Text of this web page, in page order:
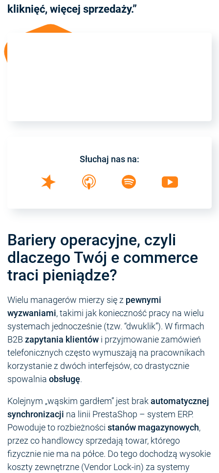
kliknięć, więcej sprzedaży.”
Słuchaj nas na:
Bariery operacyjne, czyli
dlaczego Twój e commerce
traci pieniądze?
Wielu managerów mierzy się z pewnymi
wyzwaniami, takimi jak konieczność pracy na wielu
systemach jednocześnie (tzw. “dwuklik”). W firmach
B2B zapytania klientów i przyjmowanie zamówień
telefonicznych często wymuszają na pracownikach
korzystanie z dwóch interfejsów, co drastycznie
spowalnia obsługę.
Kolejnym „wąskim gardłem” jest brak automatycznej
synchronizacji na linii PrestaShop – system ERP.
Powoduje to rozbieżności stanów magazynowych,
przez co handlowcy sprzedają towar, którego
fizycznie nie ma na półce. Do tego dochodzą wysokie
koszty zewnętrzne (Vendor Lock-in) za systemy